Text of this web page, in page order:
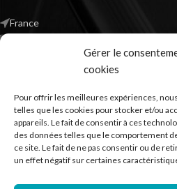
Gérer le
cookies
Pour offrir les meilleures expériences,
telles que les cookies pour stocker et/ou
appareils. Le fait de consentir à ces
des données telles que le comportement
ce site. Le fait de ne pas consentir ou de
un effet négatif sur certaines
France
*TVA non applicable – article 293 B du
RECHERCHER DES PRODUITS